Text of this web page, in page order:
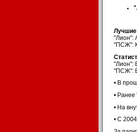
"Лион":
"ПСЖ":
"Лион":
"ПСЖ":
• В
• Ранее
• На
• С